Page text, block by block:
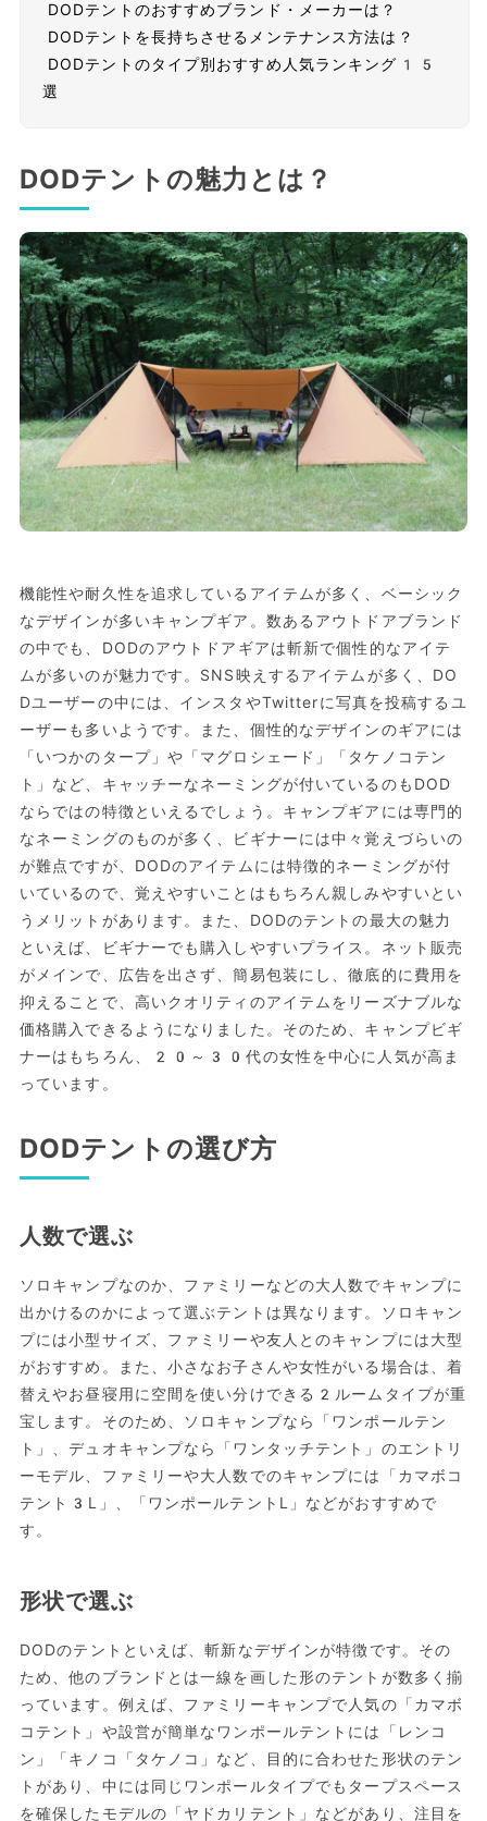
DODテントのおすすめブランド・メーカーは？
DODテントを長持ちさせるメンテナンス方法は？
DODテントのタイプ別おすすめ人気ランキング15
選
DODテントの魅力とは？
機能性や耐久性を追求しているアイテムが多く、ベーシック
なデザインが多いキャンプギア。数あるアウトドアブランド
の中でも、DODのアウトドアギアは斬新で個性的なアイテ
ムが多いのが魅力です。SNS映えするアイテムが多く、DO
Dユーザーの中には、インスタやTwitterに写真を投稿するユ
ーザーも多いようです。また、個性的なデザインのギアには
「いつかのタープ」や「マグロシェード」「タケノコテン
ト」など、キャッチーなネーミングが付いているのもDOD
ならではの特徴といえるでしょう。キャンプギアには専門的
なネーミングのものが多く、ビギナーには中々覚えづらいの
が難点ですが、DODのアイテムには特徴的ネーミングが付
いているので、覚えやすいことはもちろん親しみやすいとい
うメリットがあります。また、DODのテントの最大の魅力
といえば、ビギナーでも購入しやすいプライス。ネット販売
がメインで、広告を出さず、簡易包装にし、徹底的に費用を
抑えることで、高いクオリティのアイテムをリーズナブルな
価格購入できるようになりました。そのため、キャンプビギ
ナーはもちろん、20～30代の女性を中心に人気が高ま
っています。
DODテントの選び方
人数で選ぶ
ソロキャンプなのか、ファミリーなどの大人数でキャンプに
出かけるのかによって選ぶテントは異なります。ソロキャン
プには小型サイズ、ファミリーや友人とのキャンプには大型
がおすすめ。また、小さなお子さんや女性がいる場合は、着
替えやお昼寝用に空間を使い分けできる2ルームタイプが重
宝します。そのため、ソロキャンプなら「ワンポールテン
ト」、デュオキャンプなら「ワンタッチテント」のエントリ
ーモデル、ファミリーや大人数でのキャンプには「カマボコ
テント3L」、「ワンポールテントL」などがおすすめで
す。
形状で選ぶ
DODのテントといえば、斬新なデザインが特徴です。その
ため、他のブランドとは一線を画した形のテントが数多く揃
っています。例えば、ファミリーキャンプで人気の「カマボ
コテント」や設営が簡単なワンポールテントには「レンコ
ン」「キノコ「タケノコ」など、目的に合わせた形状のテン
トがあり、中には同じワンポールタイプでもタープスペース
を確保したモデルの「ヤドカリテント」などがあり、注目を